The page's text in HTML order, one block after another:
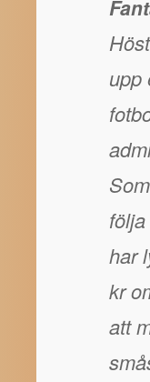
upp
har
kr
att